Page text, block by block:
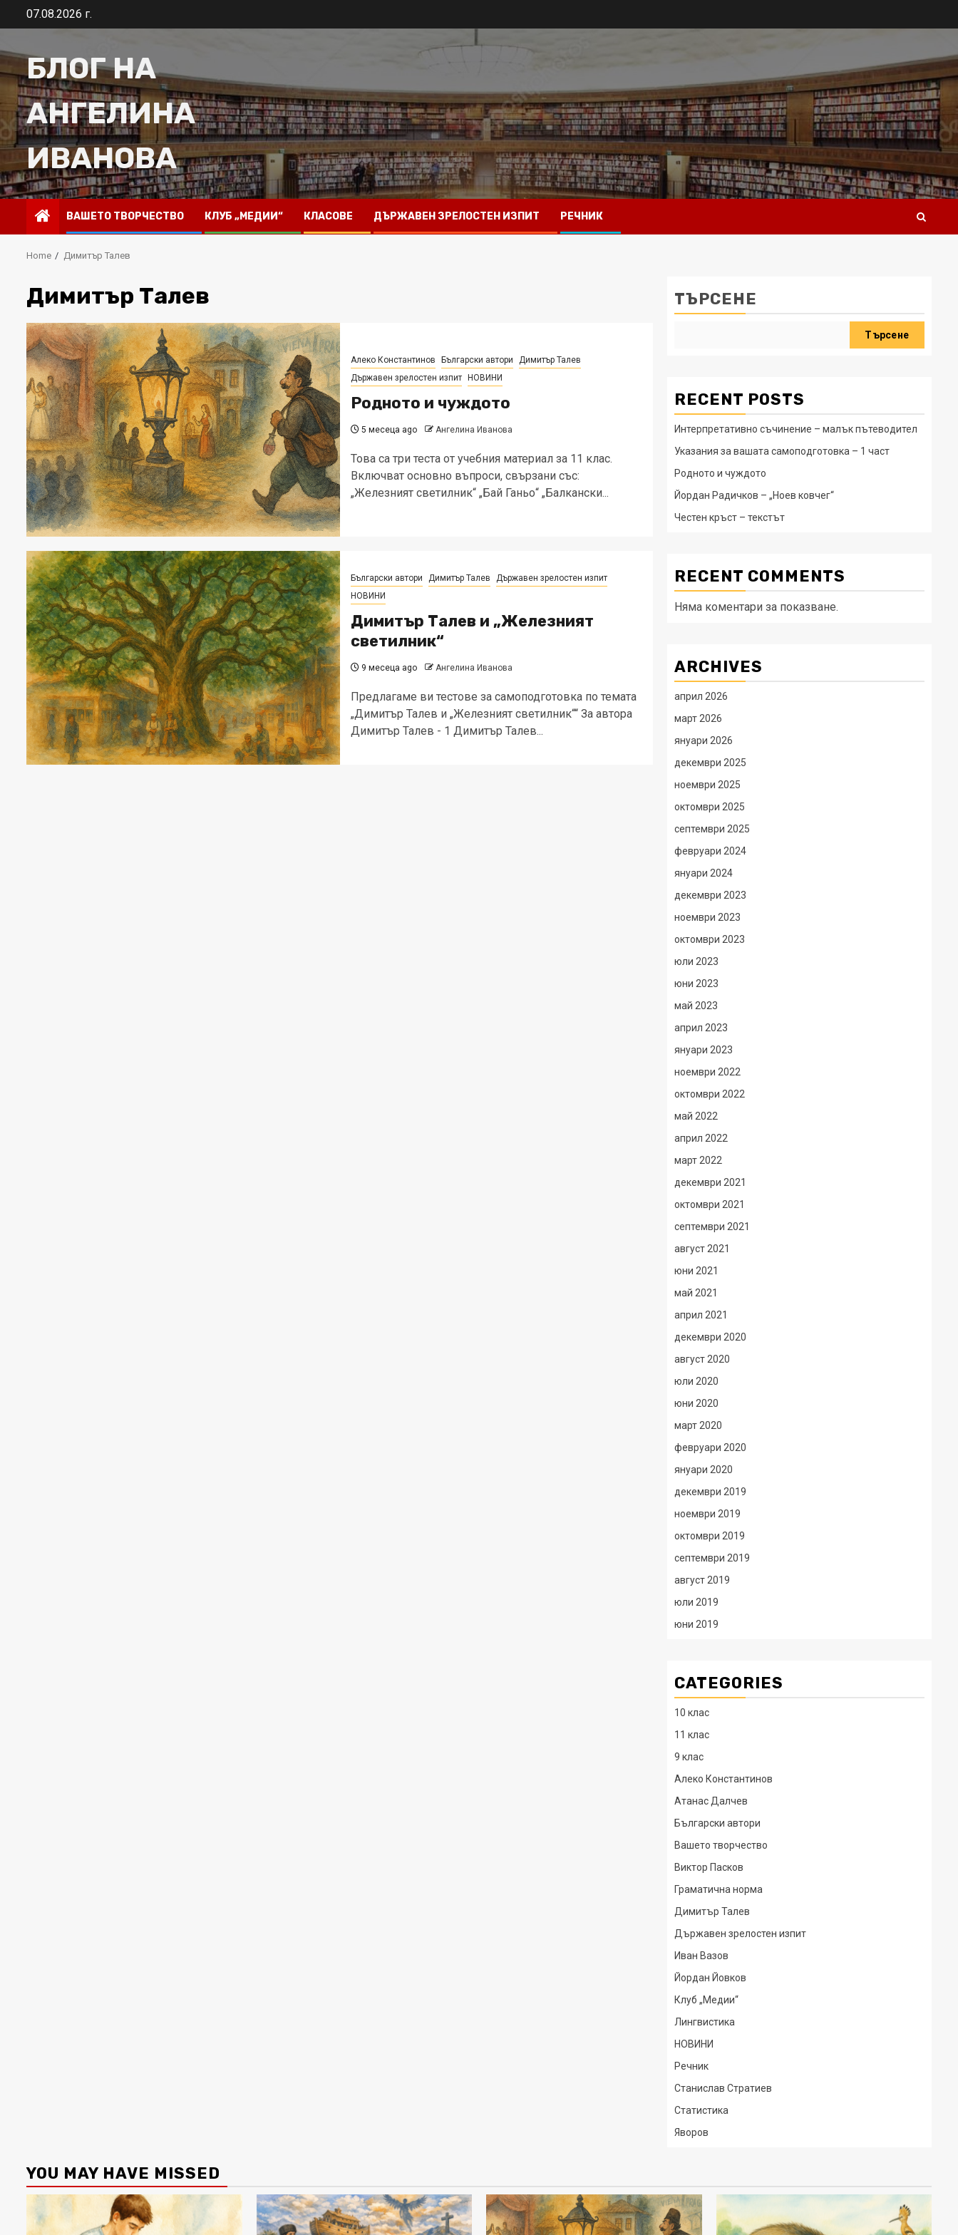
07.08.2026 г.
БЛОГ НА
АНГЕЛИНА
ИВАНОВА
ВАШЕТО ТВОРЧЕСТВО КЛУБ „МЕДИИ“ КЛАСОВЕ ДЪРЖАВЕН ЗРЕЛОСТЕН ИЗПИТ РЕЧНИК
Home Димитър Талев
Димитър Талев
Алеко Константинов Български автори
Димитър Талев
Държавен зрелостен изпит
НОВИНИ
Родното и чуждото
5 месеца ago Ангелина Иванова
Това са три теста от учебния материал за 11 клас.
Включват основно въпроси, свързани със:
„Железният светилник“ „Бай Ганьо“ „Балкански...
Български автори Димитър Талев
Държавен зрелостен изпит
НОВИНИ
Димитър Талев и „Железният
светилник“
9 месеца ago Ангелина Иванова
Предлагаме ви тестове за самоподготовка по темата
„Димитър Талев и „Железният светилник““ За автора
Димитър Талев - 1 Димитър Талев...
ТЪРСЕНЕ
Търсене
RECENT POSTS
Интерпретативно съчинение – малък пътеводител
Указания за вашата самоподготовка – 1 част
Родното и чуждото
Йордан Радичков – „Ноев ковчег“
Честен кръст – текстът
RECENT COMMENTS
Няма коментари за показване.
ARCHIVES
април 2026
март 2026
януари 2026
декември 2025
ноември 2025
октомври 2025
септември 2025
февруари 2024
януари 2024
декември 2023
ноември 2023
октомври 2023
юли 2023
юни 2023
май 2023
април 2023
януари 2023
ноември 2022
октомври 2022
май 2022
април 2022
март 2022
декември 2021
октомври 2021
септември 2021
август 2021
юни 2021
май 2021
април 2021
декември 2020
август 2020
юли 2020
юни 2020
март 2020
февруари 2020
януари 2020
декември 2019
ноември 2019
октомври 2019
септември 2019
август 2019
юли 2019
юни 2019
CATEGORIES
10 клас
11 клас
9 клас
Алеко Константинов
Атанас Далчев
Български автори
Вашето творчество
Виктор Пасков
Граматична норма
Димитър Талев
Държавен зрелостен изпит
Иван Вазов
Йордан Йовков
Клуб „Медии“
Лингвистика
НОВИНИ
Речник
Станислав Стратиев
Статистика
Яворов
YOU MAY HAVE MISSED